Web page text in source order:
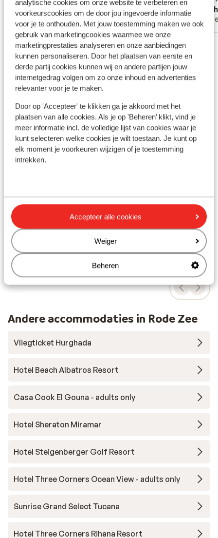
analytische cookies om onze website te verbeteren en
voorkeurscookies om de door jou ingevoerde informatie
voor je te onthouden. Met jouw toestemming maken we ook
gebruik van marketingcookies waarmee we onze
marketingprestaties analyseren en onze aanbiedingen
kunnen personaliseren. Door het plaatsen van eerste en
derde partij cookies kunnen wij en andere partijen jouw
internetgedrag volgen om zo onze inhoud en advertenties
relevanter voor je te maken.
Door op 'Accepteer' te klikken ga je akkoord met het
plaatsen van alle cookies. Als je op 'Beheren’ klikt, vind je
meer informatie incl. de volledige lijst van cookies waar je
kunt selecteren welke cookies je wilt toestaan. Je kunt op
elk moment je voorkeuren wijzigen of je toestemming
intrekken.
Accepteer alle cookies
Weiger
Beheren
Dat mag zeker
Met partner
helft
zijn
staat
Bekijk alle 16 ervaringen
Ligging
Bekijk op kaart
parasol (gratis) )
Centrum Downtown van hurghada: 10 km
Ook interessant voor jou
Andere accommodaties in Rode Zee
Vliegticket Hurghada
Hotel Beach Albatros Resort
Casa Cook El Gouna - adults only
Hotel Sheraton Miramar
Hotel Steigenberger Golf Resort
Hotel Three Corners Ocean View - adults only
Sunrise Grand Select Tucana
Hotel Three Corners Rihana Resort